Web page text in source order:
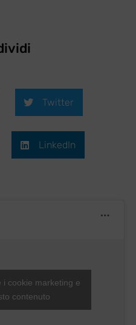
Twitter
LinkedIn
i cookie marketing e
contenuto